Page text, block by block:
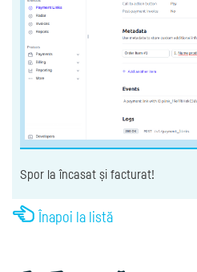
Spor la încasat și facturat!
Înapoi la listă